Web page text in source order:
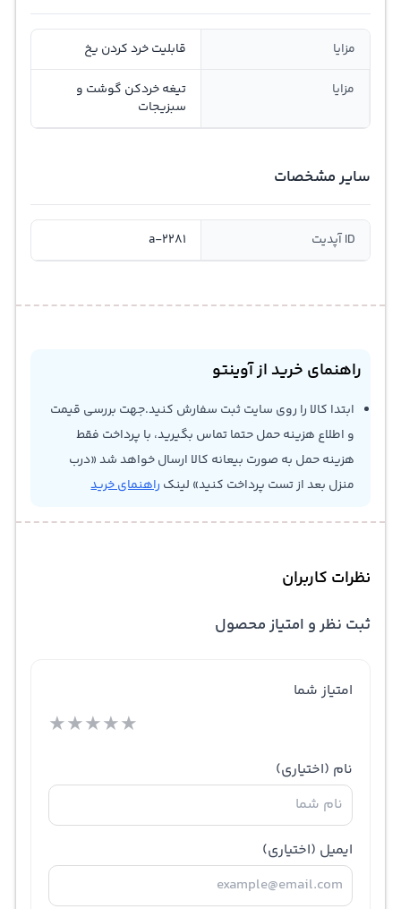
مزایا قابلیت خرد کردن یخ
مزایا
تیغه خردکن گوشت و
سبزیجات
سایر مشخصات
ID آپدیت a-2281
راهنمای خرید از آوینتو
ابتدا کالا را روی سایت ثبت سفارش کنید.جهت بررسی قیمت
و اطلاع هزینه حمل حتما تماس بگیرید، با پرداخت فقط
هزینه حمل به صورت بیعانه کالا ارسال خواهد شد «درب
منزل بعد از تست پرداخت کنید» لینک راهنمای خرید
نظرات کاربران
ثبت نظر و امتیاز محصول
امتیاز شما
★★★★★
نام (اختیاری)
ایمیل (اختیاری)